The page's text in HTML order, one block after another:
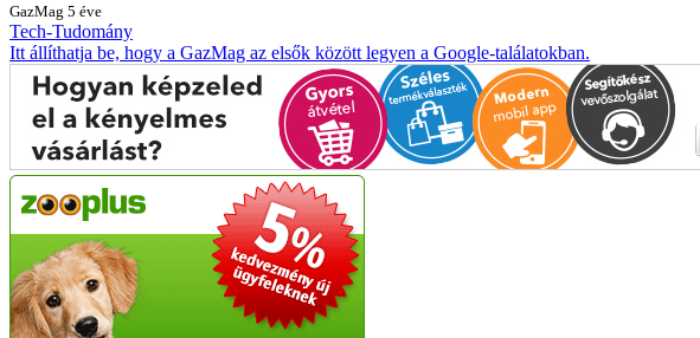
GazMag 5 éve
Tech-Tudomány
Itt állíthatja be, hogy a GazMag az elsők között legyen a Google-találatokban.